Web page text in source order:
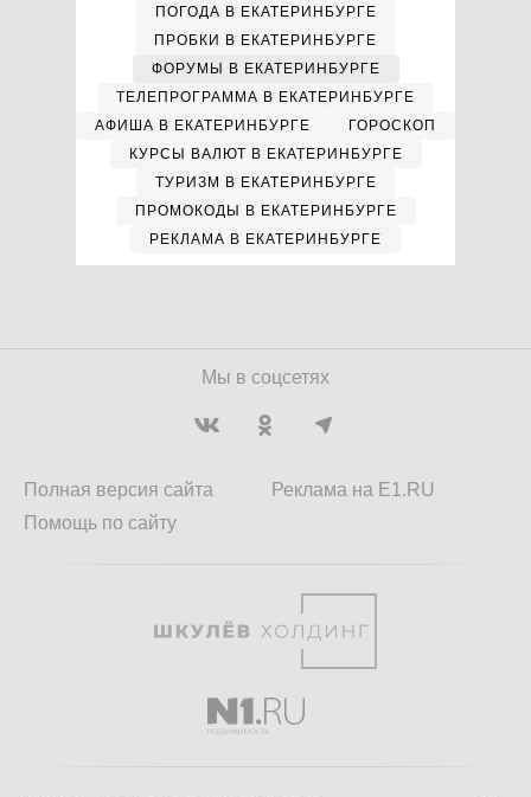
ПОГОДА В ЕКАТЕРИНБУРГЕ
ПРОБКИ В ЕКАТЕРИНБУРГЕ
ФОРУМЫ В ЕКАТЕРИНБУРГЕ
ТЕЛЕПРОГРАММА В ЕКАТЕРИНБУРГЕ
АФИША В ЕКАТЕРИНБУРГЕ
ГОРОСКОП
КУРСЫ ВАЛЮТ В ЕКАТЕРИНБУРГЕ
ТУРИЗМ В ЕКАТЕРИНБУРГЕ
ПРОМОКОДЫ В ЕКАТЕРИНБУРГЕ
РЕКЛАМА В ЕКАТЕРИНБУРГЕ
Мы в соцсетях
Полная версия сайта
Помощь по сайту
Реклама на E1.RU